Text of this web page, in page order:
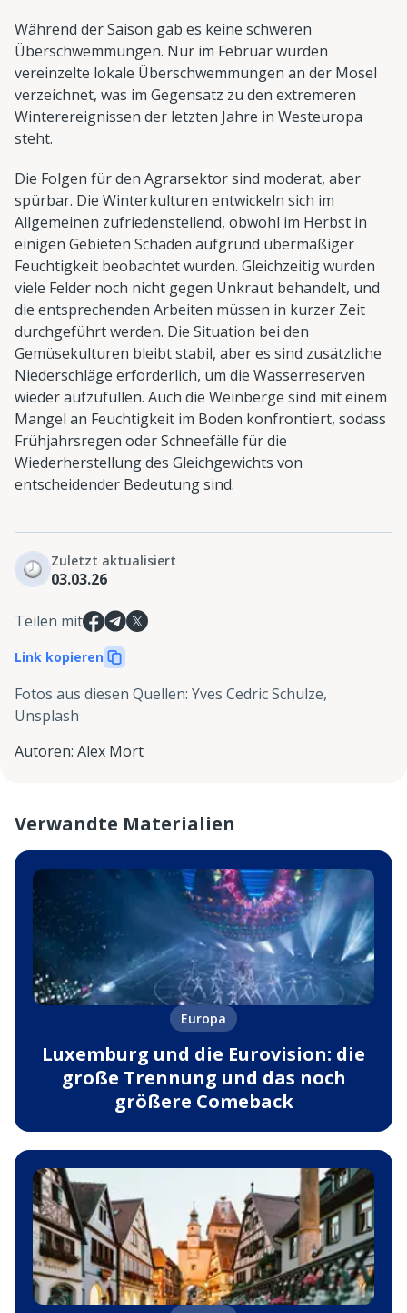
Während der Saison gab es keine schweren
Überschwemmungen. Nur im Februar wurden
vereinzelte lokale Überschwemmungen an der Mosel
verzeichnet, was im Gegensatz zu den extremeren
Winterereignissen der letzten Jahre in Westeuropa
steht.
Die Folgen für den Agrarsektor sind moderat, aber
spürbar. Die Winterkulturen entwickeln sich im
Allgemeinen zufriedenstellend, obwohl im Herbst in
einigen Gebieten Schäden aufgrund übermäßiger
Feuchtigkeit beobachtet wurden. Gleichzeitig wurden
viele Felder noch nicht gegen Unkraut behandelt, und
die entsprechenden Arbeiten müssen in kurzer Zeit
durchgeführt werden. Die Situation bei den
Gemüsekulturen bleibt stabil, aber es sind zusätzliche
Niederschläge erforderlich, um die Wasserreserven
wieder aufzufüllen. Auch die Weinberge sind mit einem
Mangel an Feuchtigkeit im Boden konfrontiert, sodass
Frühjahrsregen oder Schneefälle für die
Wiederherstellung des Gleichgewichts von
entscheidender Bedeutung sind.
Zuletzt aktualisiert
03.03.26
Teilen mit
Link kopieren
Fotos aus diesen Quellen: Yves Cedric Schulze,
Unsplash
Autoren: Alex Mort
Verwandte Materialien
Europa
Luxemburg und die Eurovision: die
große Trennung und das noch
größere Comeback